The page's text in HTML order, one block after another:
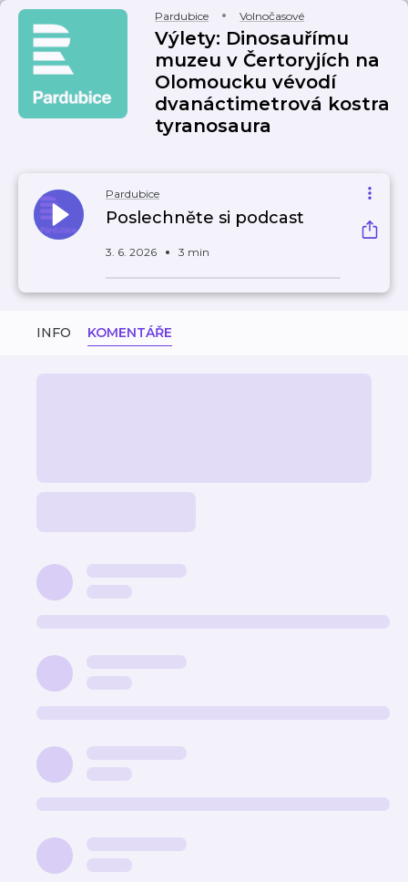
Pardubice Volnočasové
Výlety: Dinosauřímu
muzeu v Čertoryjích na
Olomoucku vévodí
dvanáctimetrová kostra
tyranosaura
Pardubice
Poslechněte si podcast
3. 6. 2026 3 min
INFO KOMENTÁŘE